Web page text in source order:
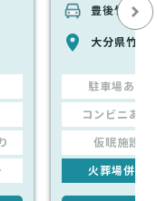
豊後竹田駅
大分県竹田
駐車場あり
コンビニあり
仮眠施設
火葬場併設